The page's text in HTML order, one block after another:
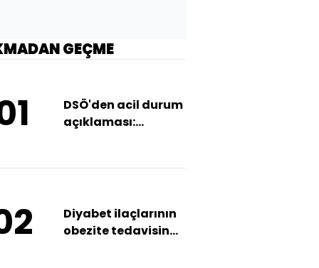
GEÇME
DSÖ'den acil durum
açıklaması:
Diyabet ilaçlarının
obezite tedavisinde